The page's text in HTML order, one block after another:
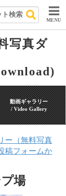
MENU
写真ダ
動画ギャラリー
/ Video Gallery
ー（無料写真
稿フォームか
場